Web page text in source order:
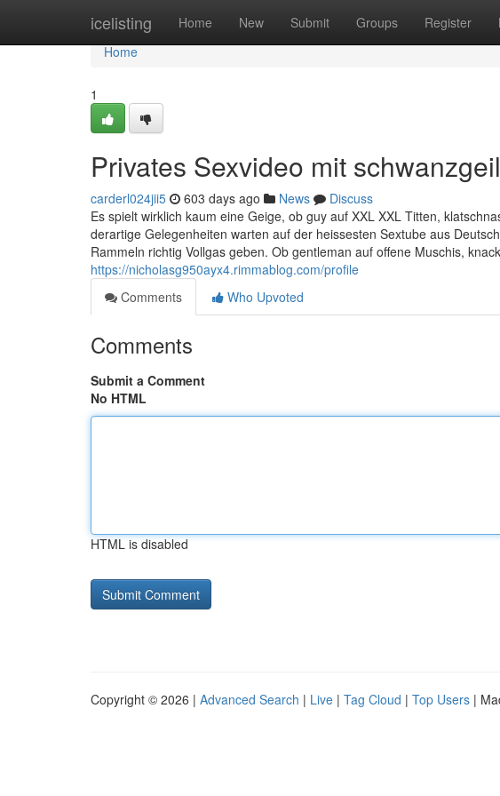
icelisting Home New Submit Groups Register
Home
Home
1
Privates Sexvideo mit
carderl024jii5 603 days ago News
Discuss
Es spielt wirklich kaum eine Geige, ob guy auf XXL XXL Titten,
derartige Gelegenheiten warten auf der heissesten Sextube aus
Rammeln richtig Vollgas geben. Ob gentleman auf offene Muschis,
https://nicholasg950ayx4.rimmablog.com/profile
Comments
Who Upvoted
Comments
Submit a Comment
No HTML
HTML is disabled
Copyright © 2026 | Advanced Search | Live | Tag Cloud | Top Users |